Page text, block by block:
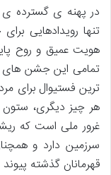
در پهنه ی گسترده
تنها رویدادهایی
هویت عمیق و روح
تمامی این جشن های
ترین فستیوال برای
هر چیز دیگری،
غرور ملی است که
سرزمین دارد و
قهرمانان گذشته